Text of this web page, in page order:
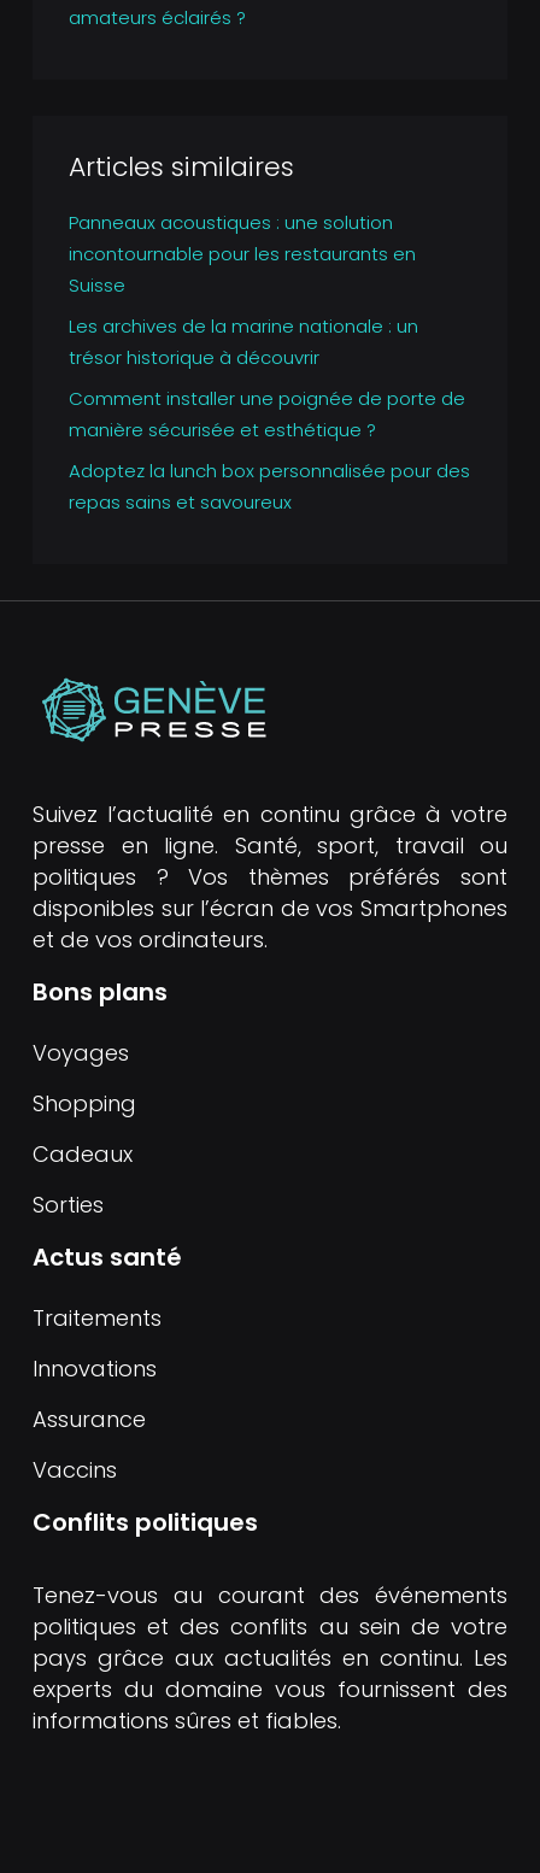
amateurs éclairés ?
Articles similaires
Panneaux acoustiques : une solution
incontournable pour les restaurants en
Suisse
Les archives de la marine nationale : un
trésor historique à découvrir
Comment installer une poignée de porte de
manière sécurisée et esthétique ?
Adoptez la lunch box personnalisée pour des
repas sains et savoureux
Suivez l’actualité en continu grâce à votre
presse en ligne. Santé, sport, travail ou
politiques ? Vos thèmes préférés sont
disponibles sur l’écran de vos Smartphones
et de vos ordinateurs.
Bons plans
Voyages
Shopping
Cadeaux
Sorties
Actus santé
Traitements
Innovations
Assurance
Vaccins
Conflits politiques
Tenez-vous au courant des événements
politiques et des conflits au sein de votre
pays grâce aux actualités en continu. Les
experts du domaine vous fournissent des
informations sûres et fiables.